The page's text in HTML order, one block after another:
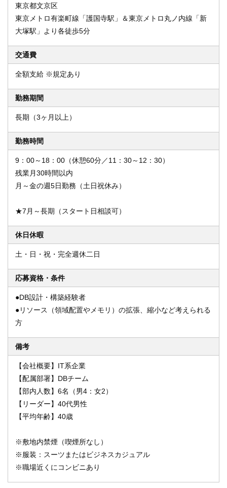
東京都文京区
東京メトロ有楽町線「護国寺駅」＆東京メトロ丸ノ内線「新
大塚駅」より各徒歩5分
交通費
全額支給 ※規定あり
勤務期間
長期（3ヶ月以上）
勤務時間
9：00～18：00（休憩60分／11：30～12：30）
残業月30時間以内
月～金の週5日勤務（土日祝休み）
★7月～長期（スタート日相談可）
休日休暇
土・日・祝・完全週休二日
応募資格・条件
●DB設計・構築経験者
●リソース（領域配置やメモリ）の拡張、縮小など考えられる
方
備考
【会社概要】IT系企業
【配属部署】DBチーム
【部内人数】6名（男4：女2）
【リーダー】40代男性
【平均年齢】40歳
※敷地内禁煙（喫煙所なし）
※服装：スーツまたはビジネスカジュアル
※職場近くにコンビニあり